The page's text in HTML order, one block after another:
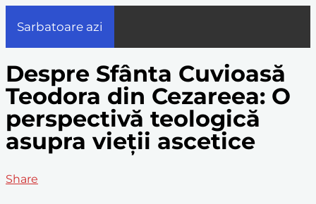
Sarbatoare azi
Despre Sfânta Cuvioasă
Teodora din Cezareea: O
perspectivă teologică
asupra vieții ascetice
Share